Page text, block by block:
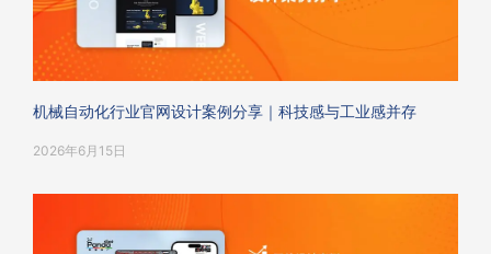
机械自动化行业官网设计案例分享｜科技感与工业感并存
2026年6月15日